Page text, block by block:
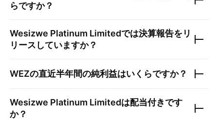
らですか？
Wesizwe Platinum Limitedでは決算報告をリ
リースしていますか？
WEZの直近半年間の純利益はいくらですか？
Wesizwe Platinum Limitedは配当付きです
か？